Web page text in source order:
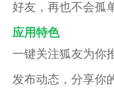
好友，再也不会孤
应用特色
一键关注狐友为你
发布动态，分享你